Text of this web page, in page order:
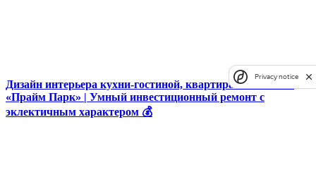
Дизайн интерьера кухни-гостиной, квартира 84 м² в ЖК
«Прайм Парк» | Умный инвестиционный ремонт с
эклектичным характером 💰
Privacy notice